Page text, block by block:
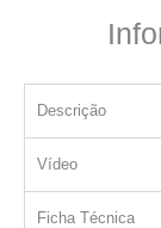
Descrição
Vídeo
Ficha Técnica